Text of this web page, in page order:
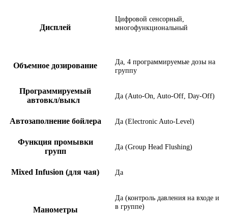
Дисплей
Цифровой сенсорный,
многофункциональный
Объемное дозирование
Да, 4 программируемые дозы на
группу
Программируемый
автовкл/выкл
Да (Auto-On, Auto-Off, Day-Off)
Автозаполнение бойлера Да (Electronic Auto-Level)
Функция промывки
групп
Да (Group Head Flushing)
Mixed Infusion (для чая) Да
Манометры
Да (контроль давления на входе и
в группе)